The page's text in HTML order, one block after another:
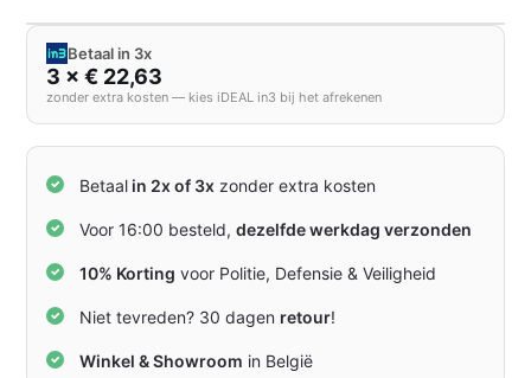
Betaal in 3x
3 × € 22,63
zonder extra kosten — kies iDEAL in3 bij het afrekenen
Betaal in 2x of 3x zonder extra kosten
Voor 16:00 besteld,dezelfde werkdag verzonden
10% Korting voor Politie, Defensie & Veiligheid
Niet tevreden? 30 dagen retour!
Winkel & Showroom in België